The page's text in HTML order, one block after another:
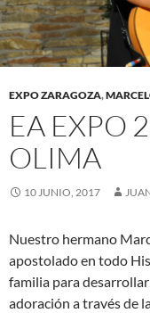
EXPO ZARAGOZA,
EA EXPO
OLIMA
10 JUNIO, 2017
Nuestro hermano
apostolado en todo
familia para
adoración a través de